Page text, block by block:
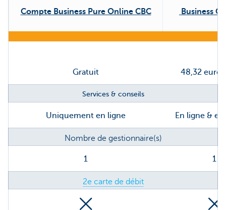
Compte Business Pure Online CBC Business
Gratuit 48,32 euros
Uniquement en ligne En ligne &
1 1
Services & conseils
Nombre de gestionnaire(s)
2e carte de débit